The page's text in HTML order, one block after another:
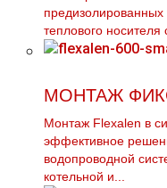
предизолированных
теплового
МОНТАЖ
Монтаж Flexalen в
эффективное
водопроводной
котельной и...